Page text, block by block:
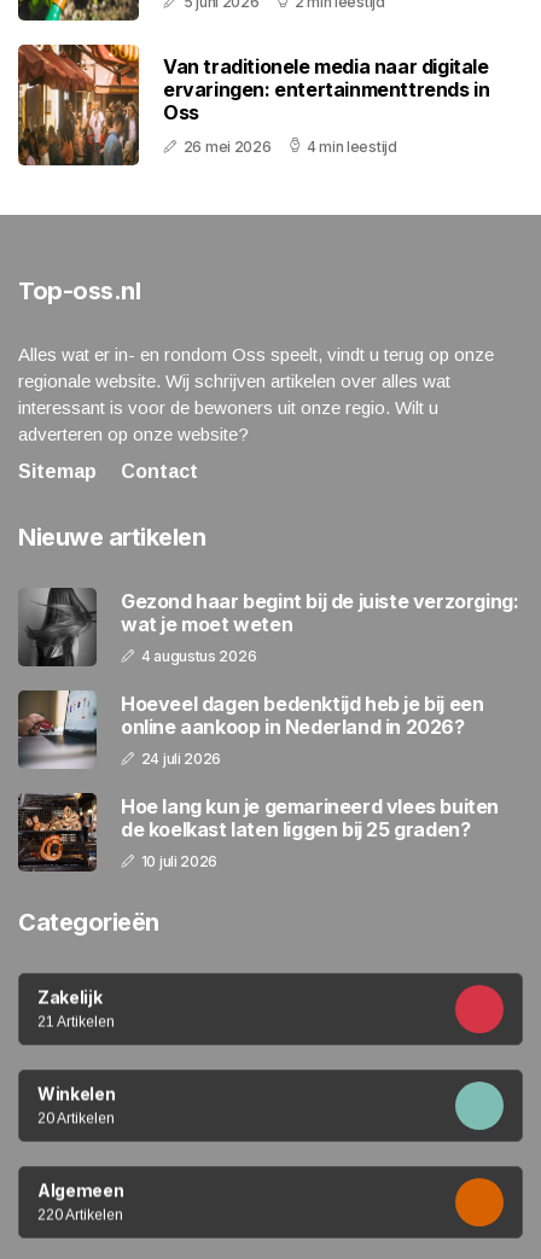
Van traditionele media naar digitale
ervaringen: entertainmenttrends in
Oss
26 mei 2026 4 min leestijd
Top-oss.nl
Alles wat er in- en rondom Oss speelt, vindt u terug op onze
regionale website. Wij schrijven artikelen over alles wat
interessant is voor de bewoners uit onze regio. Wilt u
adverteren op onze website?
Sitemap
Contact
Nieuwe artikelen
Gezond haar begint bij de juiste verzorging:
wat je moet weten
4 augustus 2026
Hoeveel dagen bedenktijd heb je bij een
online aankoop in Nederland in 2026?
24 juli 2026
Hoe lang kun je gemarineerd vlees buiten
de koelkast laten liggen bij 25 graden?
10 juli 2026
Categorieën
Zakelijk
21 Artikelen
Winkelen
20 Artikelen
Algemeen
220 Artikelen